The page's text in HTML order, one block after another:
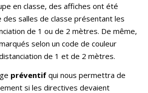
en classe, des affiches ont été
des salles de classe présentant les
de 1 ou de 2 mètres. De même,
selon un code de couleur
de 1 et de 2 mètres.
préventif qui nous permettra de
si les directives devaient